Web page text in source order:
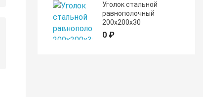
Уголок стальной
равнополочный
200х200х30
0 ₽